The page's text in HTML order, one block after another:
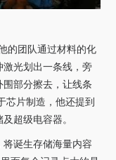
的团队通过材料的化
光划出一条线，旁
部分擦去，让线条
芯片制造，他还提到
超级电容器。
诞生存储海量内容